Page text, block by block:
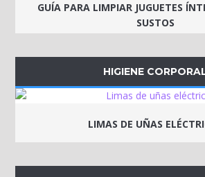
GUÍA PARA LIMPIAR JUGUETES
SUSTOS
HIGIENE
LIMAS DE UÑAS